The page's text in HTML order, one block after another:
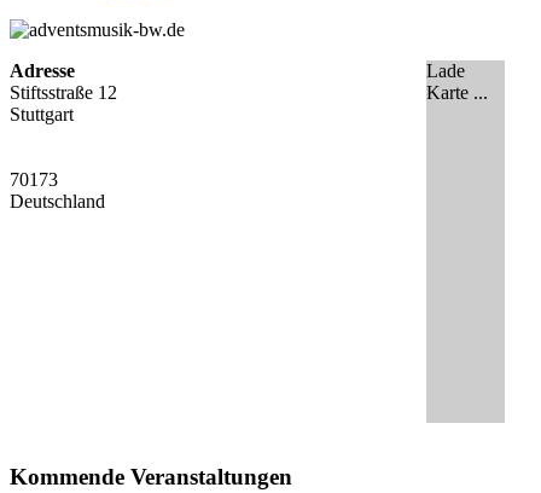
Lade
Karte ...
Adresse
Stiftsstraße 12
Stuttgart
70173
Deutschland
Kommende Veranstaltungen